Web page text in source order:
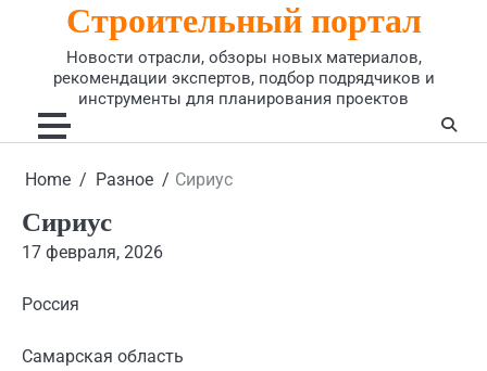
Строительный портал
Новости отрасли, обзоры новых материалов,
рекомендации экспертов, подбор подрядчиков и
инструменты для планирования проектов
Home Разное Сириус
Сириус
17 февраля, 2026
Россия
Самарская область